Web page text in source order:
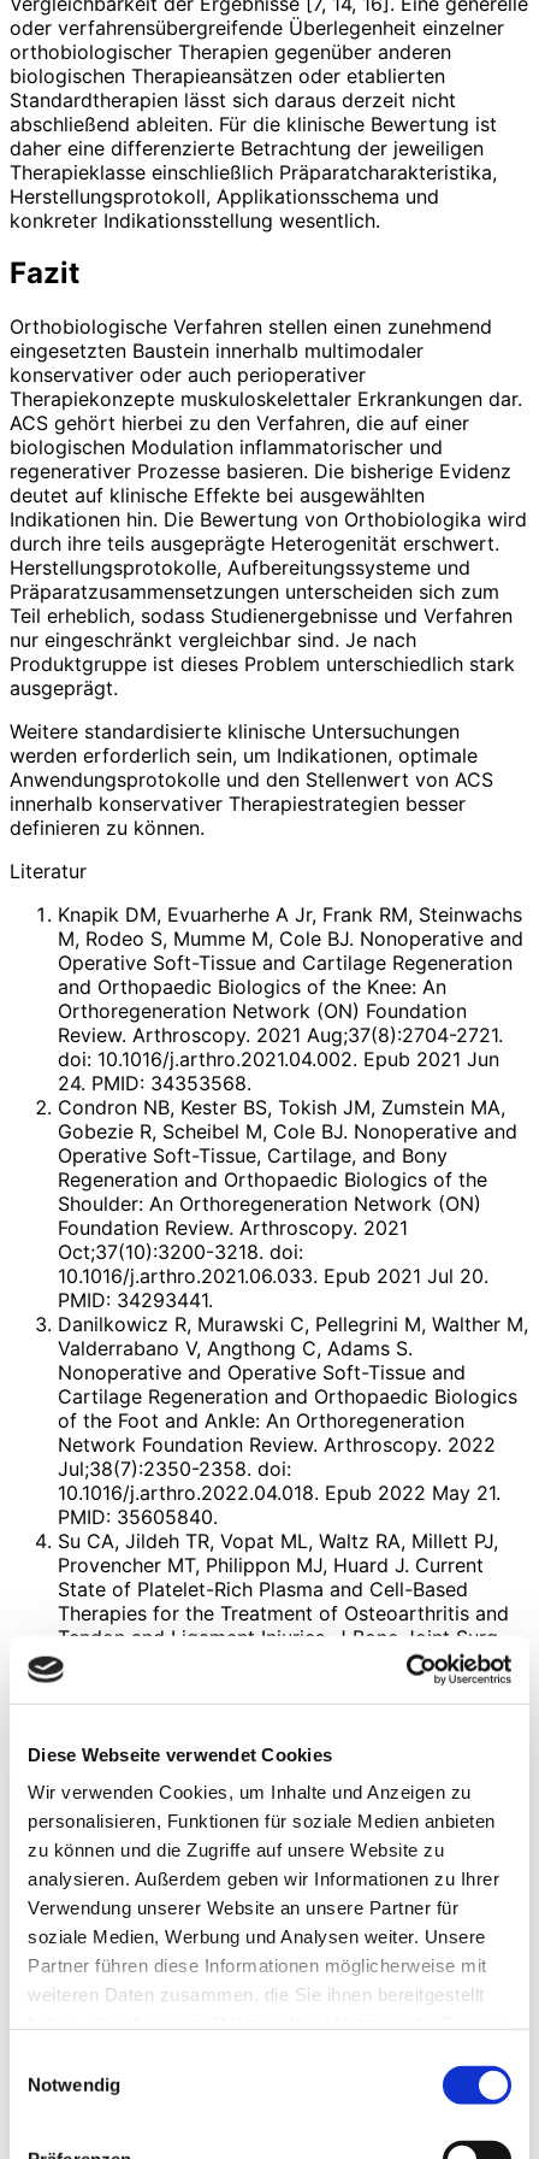
Diese Webseite verwendet Cookies
Wir verwenden Cookies, um Inhalte und Anzeigen zu
personalisieren, Funktionen für soziale Medien anbieten
zu können und die Zugriffe auf unsere Website zu
analysieren. Außerdem geben wir Informationen zu Ihrer
Verwendung unserer Website an unsere Partner für
soziale Medien, Werbung und Analysen weiter. Unsere
Partner führen diese Informationen möglicherweise mit
weiteren Daten zusammen, die Sie ihnen bereitgestellt
Notwendig
oder verfahrensübergreifende Überlegenheit einzelner
orthobiologischer Therapien gegenüber anderen
biologischen Therapieansätzen oder etablierten
Standardtherapien lässt sich daraus derzeit nicht
abschließend ableiten. Für die klinische Bewertung ist
daher eine differenzierte Betrachtung der jeweiligen
Therapieklasse einschließlich Präparatcharakteristika,
Herstellungsprotokoll, Applikationsschema und
konkreter Indikationsstellung wesentlich.
Fazit
Orthobiologische Verfahren stellen einen zunehmend
eingesetzten Baustein innerhalb multimodaler
konservativer oder auch perioperativer
Therapiekonzepte muskuloskelettaler Erkrankungen dar.
ACS gehört hierbei zu den Verfahren, die auf einer
biologischen Modulation inflammatorischer und
regenerativer Prozesse basieren. Die bisherige Evidenz
deutet auf klinische Effekte bei ausgewählten
Indikationen hin. Die Bewertung von Orthobiologika wird
durch ihre teils ausgeprägte Heterogenität erschwert.
Herstellungsprotokolle, Aufbereitungssysteme und
Präparatzusammensetzungen unterscheiden sich zum
Teil erheblich, sodass Studienergebnisse und Verfahren
nur eingeschränkt vergleichbar sind. Je nach
Produktgruppe ist dieses Problem unterschiedlich stark
ausgeprägt.
Weitere stand­ardisierte klinische Untersuchungen
werden erforderlich sein, um Indikationen, optimale
Anwendungsprotokolle und den Stellenwert von ACS
innerhalb konservativer Therapiestrategien besser
definieren zu können.
Literatur
Knapik DM, Evuarherhe A Jr, Frank RM, Steinwachs
M, Rodeo S, Mumme M, Cole BJ. Nonoperative and
Operative Soft-Tissue and Cartilage Regeneration
and Orthopaedic Biologics of the Knee: An
Orthoregeneration Network (ON) Foundation
Review. Arthroscopy. 2021 Aug;37(8):2704-2721.
doi: 10.1016/j.arthro.2021.04.002. Epub 2021 Jun
24. PMID: 34353568.
Condron NB, Kester BS, Tokish JM, Zumstein MA,
Gobezie R, Scheibel M, Cole BJ. Nonoperative and
Operative Soft-Tissue, Cartilage, and Bony
Regeneration and Orthopaedic Biologics of the
Shoulder: An Orthoregeneration Network (ON)
Foundation Review. Arthroscopy. 2021
Oct;37(10):3200-3218. doi:
10.1016/j.arthro.2021.06.033. Epub 2021 Jul 20.
PMID: 34293441.
Danilkowicz R, Murawski C, Pellegrini M, Walther M,
Valderrabano V, Angthong C, Adams S.
Nonoperative and Operative Soft-Tissue and
Cartilage Regeneration and Orthopaedic Biologics
of the Foot and Ankle: An Orthoregeneration
Network Foundation Review. Arthroscopy. 2022
Jul;38(7):2350-2358. doi:
10.1016/j.arthro.2022.04.018. Epub 2022 May 21.
PMID: 35605840.
Su CA, Jildeh TR, Vopat ML, Waltz RA, Millett PJ,
Provencher MT, Philippon MJ, Huard J. Current
State of Platelet-Rich Plasma and Cell-Based
Therapies for the Treatment of Osteoarthritis and
Tendon and Ligament Injuries. J Bone Joint Surg
Am. 2022 Aug 3;104(15):1406-1414. doi:
10.2106/JBJS.21.01112. Epub 2022 Mar 24. PMID:
35867717.
Roessler PP, Cardona-Ramírez S. Nonoperative and
Operative Soft-Tissue, Cartilage, and Bony
Regeneration and Orthopaedic Biologics of the
Elbow and Upper Extremity: An Orthoregeneration
Network Foundation Review. Arthroscopy. 2024
Dec;40(12):2897-2909. doi:
10.1016/j.arthro.2024.04.022. Epub 2024 May 7.
PMID: 38723874.
Mavrogenis AF, Karampikas V, Zikopoulos A, Sioutis
S, Mastrokalos D, Koulalis D, Scarlat MM, Hernigou
P. Orthobiologics: a review. Int Orthop. 2023
Jul;47(7):1645-1662. doi: 10.1007/s00264-023-
Shirokova L, Noskov S, Gorokhova V, Reinecke J,
Shirokova K. Intra-Articular Injections of a Whole
Serum, Have Superior Clinical and Biochemical